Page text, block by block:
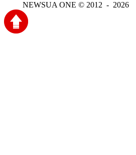
NEWSUA ONE © 2012 - 2026